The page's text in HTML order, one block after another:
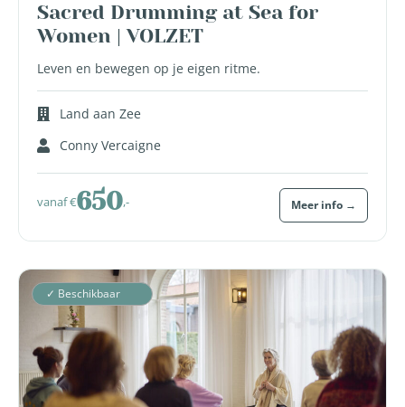
Sacred Drumming at Sea for
Women | VOLZET
Leven en bewegen op je eigen ritme.
Land aan Zee
Conny Vercaigne
vanaf €650,- Meer info →
✓ Beschikbaar